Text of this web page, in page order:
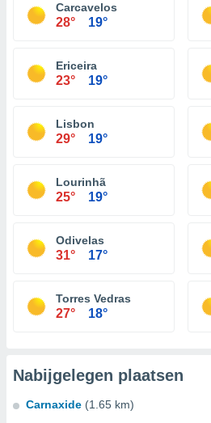
Carcavelos
28° 19°
Ericeira
23° 19°
Lisbon
29° 19°
Lourinhã
25° 19°
Odivelas
31° 17°
Torres Vedras
27° 18°
Nabijgelegen plaatsen
Carnaxide (1.65 km)